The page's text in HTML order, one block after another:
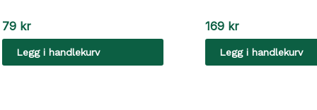
79 kr
Legg i handlekurv
169 kr
Legg i handlekurv